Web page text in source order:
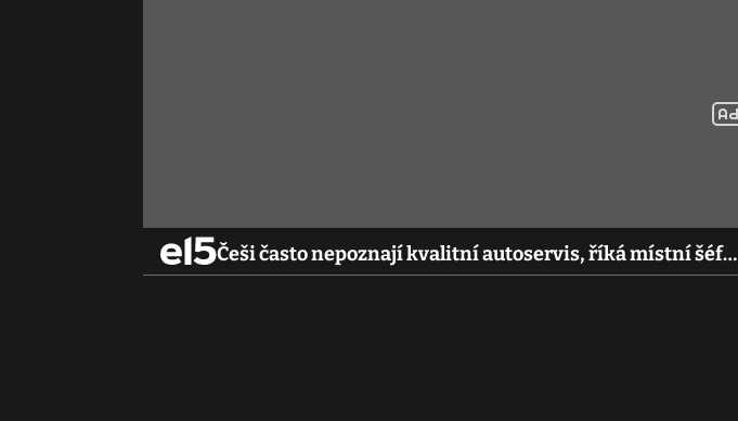
Češi často nepoznají kvalitní autoservis, říká místní šéf…